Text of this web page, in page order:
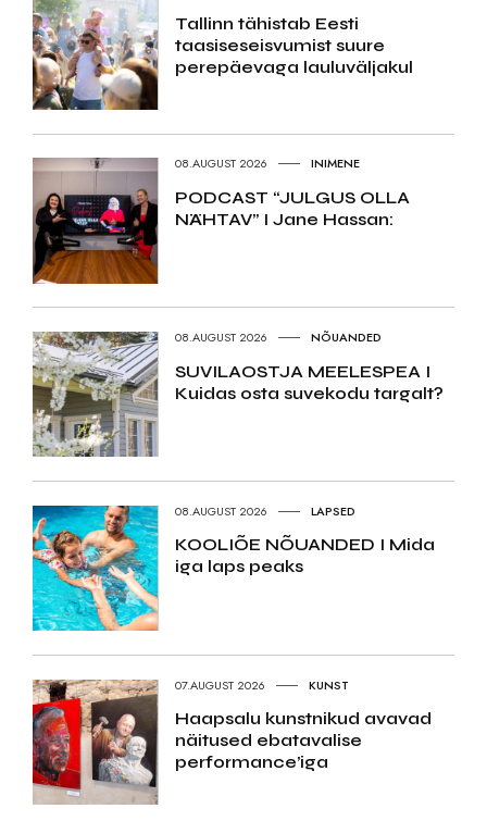
Tallinn tähistab Eesti
taasiseseisvumist suure
perepäevaga lauluväljakul
08.AUGUST 2026 INIMENE
PODCAST “JULGUS OLLA
NÄHTAV” I Jane Hassan:
08.AUGUST 2026 NÕUANDED
SUVILAOSTJA MEELESPEA I
Kuidas osta suvekodu targalt?
08.AUGUST 2026 LAPSED
KOOLIÕE NÕUANDED I Mida
iga laps peaks
07.AUGUST 2026 KUNST
Haapsalu kunstnikud avavad
näitused ebatavalise
performance’iga